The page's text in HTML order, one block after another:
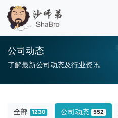
公司动态
了解最新公司动态及行业资讯
全部 1230 公司动态 552